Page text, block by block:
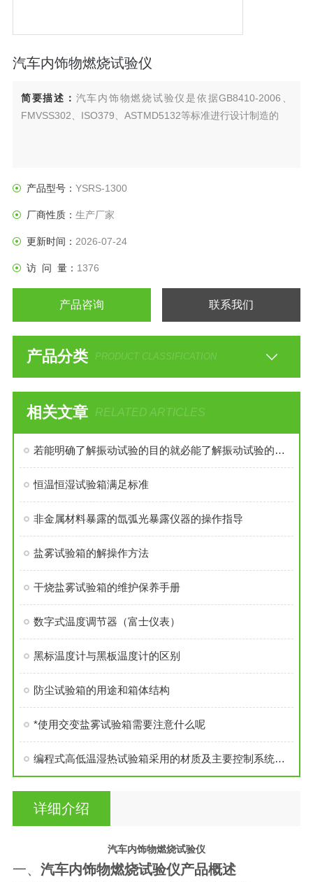
汽车内饰物燃烧试验仪
简要描述： 汽车内饰物燃烧试验仪是依据GB8410-2006、
FMVSS302、ISO379、ASTMD5132等标准进行设计制造的
产品型号： YSRS-1300
厂商性质： 生产厂家
更新时间： 2026-07-24
访 问 量： 1376
产品咨询 联系我们
产品分类 PRODUCT CLASSIFICATION
相关文章 RELATED ARTICLES
若能明确了解振动试验的目的就必能了解振动试验的必要性
恒温恒湿试验箱满足标准
非金属材料暴露的氙弧光暴露仪器的操作指导
盐雾试验箱的解操作方法
干烧盐雾试验箱的维护保养手册
数字式温度调节器（富士仪表）
黑标温度计与黑板温度计的区别
防尘试验箱的用途和箱体结构
*使用交变盐雾试验箱需要注意什么呢
编程式高低温湿热试验箱采用的材质及主要控制系统分析
详细介绍
汽车内饰物燃烧试验仪
一、 汽车内饰物燃烧试验仪产品概述